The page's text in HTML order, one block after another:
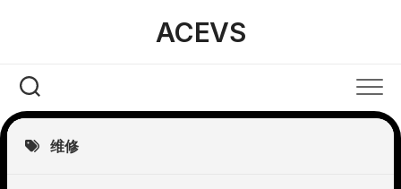
ACEVS
维修